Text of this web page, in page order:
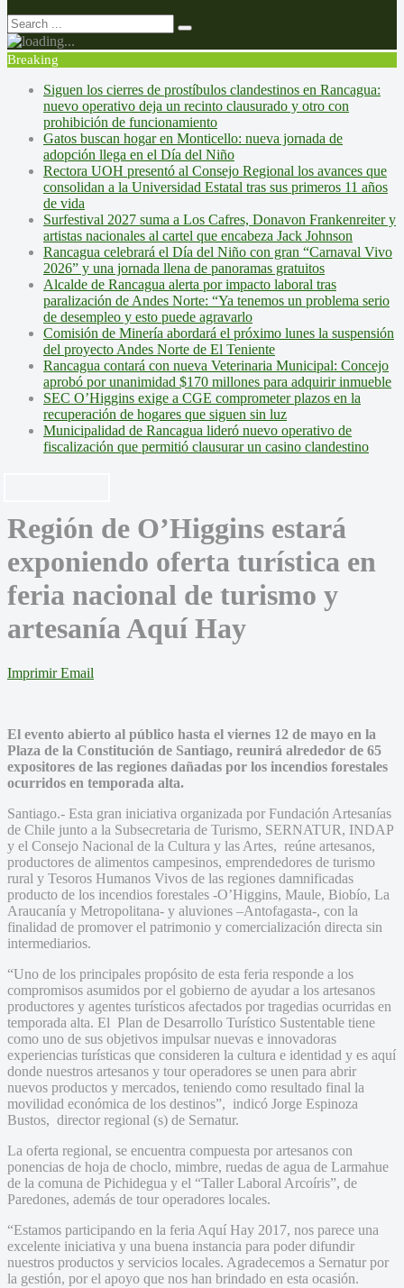
Breaking
Siguen los cierres de prostíbulos clandestinos en Rancagua:
nuevo operativo deja un recinto clausurado y otro con
prohibición de funcionamiento
Gatos buscan hogar en Monticello: nueva jornada de
adopción llega en el Día del Niño
Rectora UOH presentó al Consejo Regional los avances que
consolidan a la Universidad Estatal tras sus primeros 11 años
de vida
Surfestival 2027 suma a Los Cafres, Donavon Frankenreiter y
artistas nacionales al cartel que encabeza Jack Johnson
Rancagua celebrará el Día del Niño con gran “Carnaval Vivo
2026” y una jornada llena de panoramas gratuitos
Alcalde de Rancagua alerta por impacto laboral tras
paralización de Andes Norte: “Ya tenemos un problema serio
de desempleo y esto puede agravarlo
Comisión de Minería abordará el próximo lunes la suspensión
del proyecto Andes Norte de El Teniente
Rancagua contará con nueva Veterinaria Municipal: Concejo
aprobó por unanimidad $170 millones para adquirir inmueble
SEC O’Higgins exige a CGE comprometer plazos en la
recuperación de hogares que siguen sin luz
Municipalidad de Rancagua lideró nuevo operativo de
fiscalización que permitió clausurar un casino clandestino
Región de O’Higgins estará
exponiendo oferta turística en
feria nacional de turismo y
artesanía Aquí Hay
Imprimir Email
El evento abierto al público hasta el viernes 12 de mayo en la
Plaza de la Constitución de Santiago, reunirá alrededor de 65
expositores de las regiones dañadas por los incendios forestales
ocurridos en temporada alta.
Santiago.- Esta gran iniciativa organizada por Fundación Artesanías
de Chile junto a la Subsecretaria de Turismo, SERNATUR, INDAP
y el Consejo Nacional de la Cultura y las Artes, reúne artesanos,
productores de alimentos campesinos, emprendedores de turismo
rural y Tesoros Humanos Vivos de las regiones damnificadas
producto de los incendios forestales -O’Higgins, Maule, Biobío, La
Araucanía y Metropolitana- y aluviones –Antofagasta-, con la
finalidad de promover el patrimonio y comercialización directa sin
intermediarios.
“Uno de los principales propósito de esta feria responde a los
compromisos asumidos por el gobierno de ayudar a los artesanos
productores y agentes turísticos afectados por tragedias ocurridas en
temporada alta. El Plan de Desarrollo Turístico Sustentable tiene
como uno de sus objetivos impulsar nuevas e innovadoras
experiencias turísticas que consideren la cultura e identidad y es aquí
donde nuestros artesanos y tour operadores se unen para abrir
nuevos productos y mercados, teniendo como resultado final la
movilidad económica de los destinos”, indicó Jorge Espinoza
Bustos, director regional (s) de Sernatur.
La oferta regional, se encuentra compuesta por artesanos con
ponencias de hoja de choclo, mimbre, ruedas de agua de Larmahue
de la comuna de Pichidegua y el “Taller Laboral Arcoíris”, de
Paredones, además de tour operadores locales.
“Estamos participando en la feria Aquí Hay 2017, nos parece una
excelente iniciativa y una buena instancia para poder difundir
nuestros productos y servicios locales. Agradecemos a Sernatur por
la gestión, por el apoyo que nos han brindado en esta ocasión.